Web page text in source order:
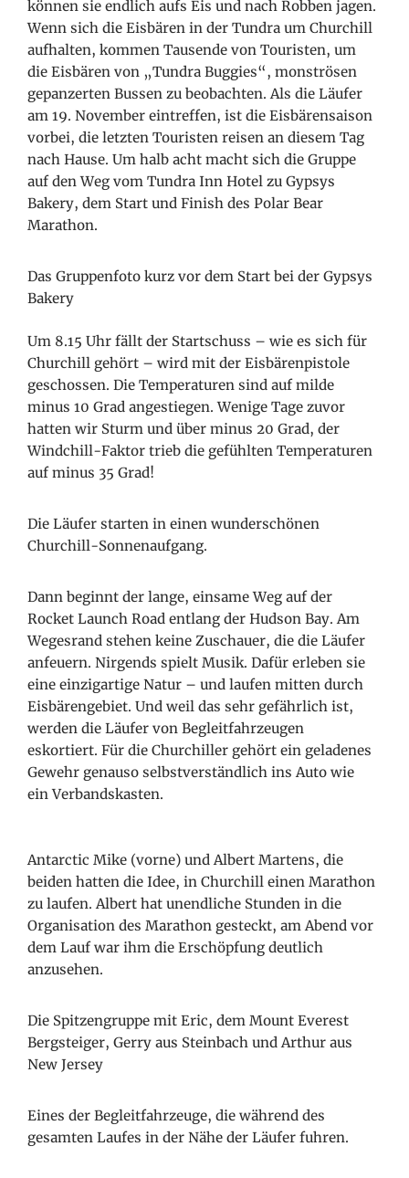
können sie endlich aufs Eis und nach Robben jagen.
Wenn sich die Eisbären in der Tundra um Churchill
aufhalten, kommen Tausende von Touristen, um
die Eisbären von „Tundra Buggies“, monströsen
gepanzerten Bussen zu beobachten. Als die Läufer
am 19. November eintreffen, ist die Eisbärensaison
vorbei, die letzten Touristen reisen an diesem Tag
nach Hause. Um halb acht macht sich die Gruppe
auf den Weg vom Tundra Inn Hotel zu Gypsys
Bakery, dem Start und Finish des Polar Bear
Marathon.
Das Gruppenfoto kurz vor dem Start bei der Gypsys
Bakery
Um 8.15 Uhr fällt der Startschuss – wie es sich für
Churchill gehört – wird mit der Eisbärenpistole
geschossen. Die Temperaturen sind auf milde
minus 10 Grad angestiegen. Wenige Tage zuvor
hatten wir Sturm und über minus 20 Grad, der
Windchill-Faktor trieb die gefühlten Temperaturen
auf minus 35 Grad!
Die Läufer starten in einen wunderschönen
Churchill-Sonnenaufgang.
Dann beginnt der lange, einsame Weg auf der
Rocket Launch Road entlang der Hudson Bay. Am
Wegesrand stehen keine Zuschauer, die die Läufer
anfeuern. Nirgends spielt Musik. Dafür erleben sie
eine einzigartige Natur – und laufen mitten durch
Eisbärengebiet. Und weil das sehr gefährlich ist,
werden die Läufer von Begleitfahrzeugen
eskortiert. Für die Churchiller gehört ein geladenes
Gewehr genauso selbstverständlich ins Auto wie
ein Verbandskasten.
Antarctic Mike (vorne) und Albert Martens, die
beiden hatten die Idee, in Churchill einen Marathon
zu laufen. Albert hat unendliche Stunden in die
Organisation des Marathon gesteckt, am Abend vor
dem Lauf war ihm die Erschöpfung deutlich
anzusehen.
Die Spitzengruppe mit Eric, dem Mount Everest
Bergsteiger, Gerry aus Steinbach und Arthur aus
New Jersey
Eines der Begleitfahrzeuge, die während des
gesamten Laufes in der Nähe der Läufer fuhren.